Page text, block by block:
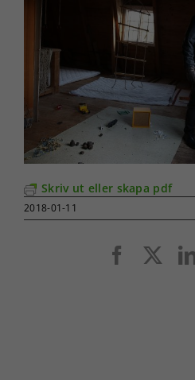
Skriv ut eller skapa pdf
2018-01-11